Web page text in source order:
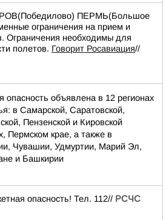
ПЕРМЬ(Большое
ограничения на прием и
Ограничения необходимы для
полетов. Говорит Росавиация//
опасность объявлена в 12 регионах
в Самарской, Саратовской,
Пензенской и Кировской
Пермском крае, а также в
Чувашии, Удмуртии, Марий Эл,
и Башкирии
опасность! Тел. 112// РСЧС